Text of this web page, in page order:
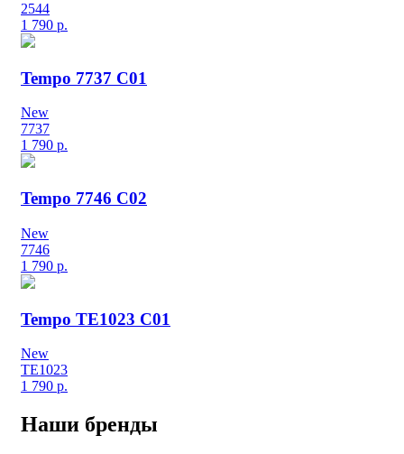
2544
1 790 р.
Tempo 7737 C01
New
7737
1 790 р.
Tempo 7746 C02
New
7746
1 790 р.
Tempo TE1023 C01
New
TE1023
1 790 р.
Наши бренды